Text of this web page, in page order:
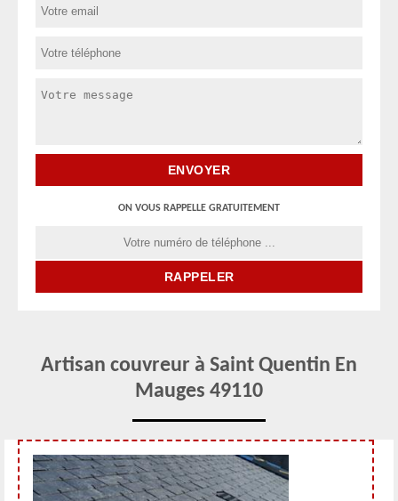
ON VOUS RAPPELLE GRATUITEMENT
Artisan couvreur à Saint Quentin En
Mauges 49110